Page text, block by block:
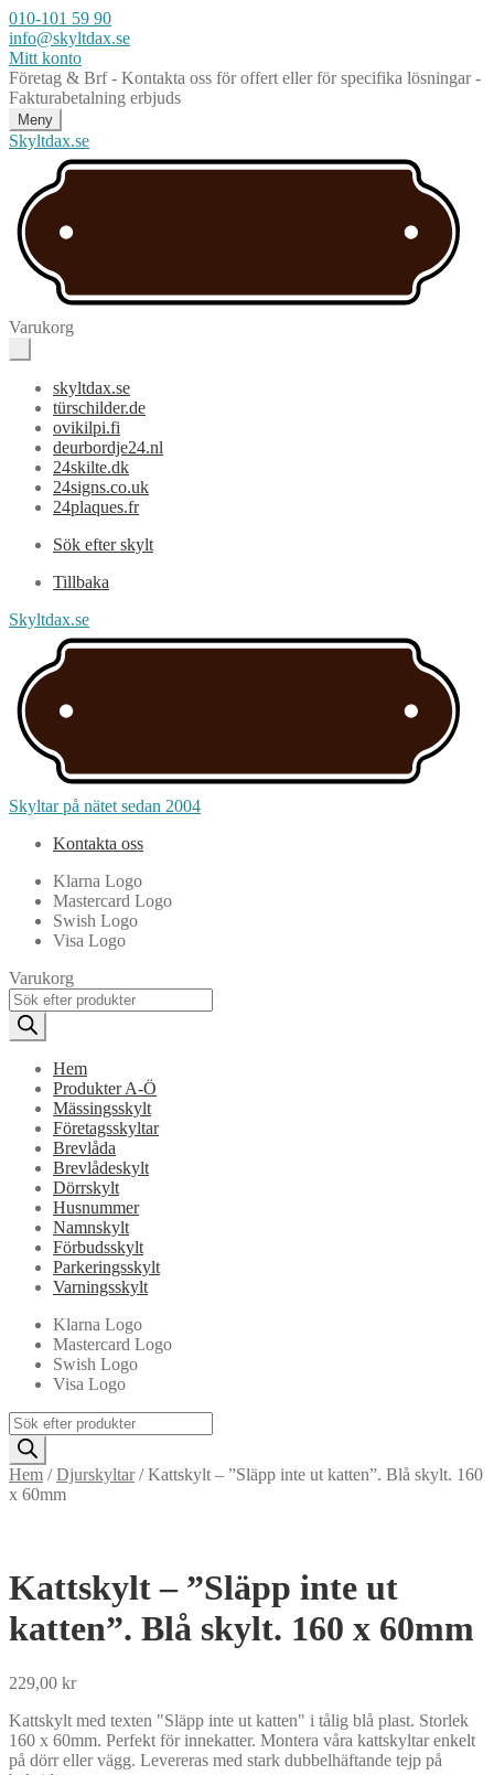
010-101 59 90
info@skyltdax.se
Mitt konto
Företag & Brf - Kontakta oss för offert eller för specifika lösningar -
Fakturabetalning erbjuds
Meny
Skyltdax.se
Varukorg
skyltdax.se
türschilder.de
ovikilpi.fi
deurbordje24.nl
24skilte.dk
24signs.co.uk
24plaques.fr
Sök efter skylt
Tillbaka
Skyltdax.se
Skyltar på nätet sedan 2004
Kontakta oss
Klarna Logo
Mastercard Logo
Swish Logo
Visa Logo
Varukorg
Products
search
Hem
Produkter A-Ö
Mässingsskylt
Företagsskyltar
Brevlåda
Brevlådeskylt
Dörrskylt
Husnummer
Namnskylt
Förbudsskylt
Parkeringsskylt
Varningsskylt
Klarna Logo
Mastercard Logo
Swish Logo
Visa Logo
Products
search
Hem /Djurskyltar/Kattskylt – ”Släpp inte ut katten”. Blå skylt. 160
x 60mm
Kattskylt – ”Släpp inte ut
katten”. Blå skylt. 160 x 60mm
229,00 kr
Kattskylt med texten "Släpp inte ut katten" i tålig blå plast. Storlek
160 x 60mm. Perfekt för innekatter. Montera våra kattskyltar enkelt
på dörr eller vägg. Levereras med stark dubbelhäftande tejp på